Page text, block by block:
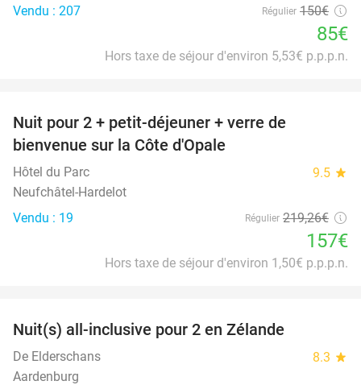
Vendu : 207 Régulier 150€
85€
Hors taxe de séjour d'environ 5,53€ p.p.p.n.
Nuit pour 2 + petit-déjeuner + verre de
bienvenue sur la Côte d'Opale
Hôtel du Parc 9.5 star
Neufchâtel-Hardelot
Vendu : 19
Régulier 219,26€
157€
Hors taxe de séjour d'environ 1,50€ p.p.p.n.
Nuit(s) all-inclusive pour 2 en Zélande
De Elderschans 8.3 star
Aardenburg